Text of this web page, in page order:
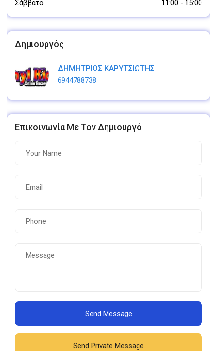
Σάββατο 11:00 - 15:00
Δημιουργός
ΔΗΜΗΤΡΙΟΣ ΚΑΡΥΤΣΙΩΤΗΣ
6944788738
Επικοινωνία Με Τον Δημιουργό
Send Message
Send Private Message